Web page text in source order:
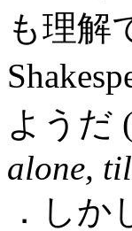
も理解
ようだ
alone,
．し